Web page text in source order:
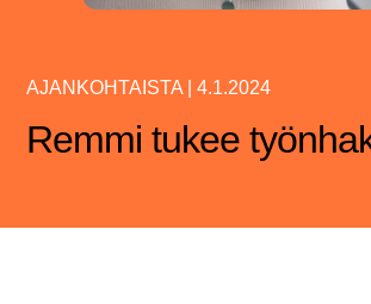
AJANKOHTAISTA |4.1.2024
Remmi tukee